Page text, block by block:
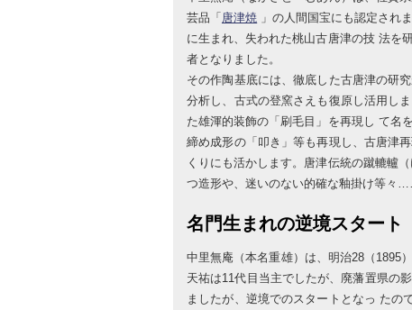
芸品「 唐津焼 」の人間国宝にも認定され
に生まれ、失われた桃山古唐津の技 法を
者となりました。
その作陶基底には、徹底した古唐津の研
分析し、古式の登窯さえも復原し活用し
た雄渾的装飾の「刷毛目」を再現し て名
締め成形の「叩き」等も再現し、古唐津
くりにも活かします。唐津伝統の蹴轆轤
つ造形や、迷いのない的確な釉掛け等々
名門生まれの逆境スタート
中里無庵（本名重雄）は、明治28（1895
天祐は11代目当主でしたが、廃藩置県の
ましたが、逆境でのスタートとなっ たの